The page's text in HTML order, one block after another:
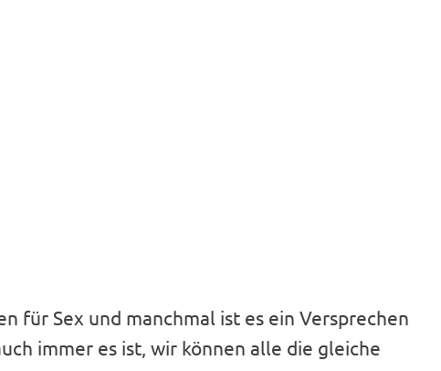
für Sex und manchmal ist es ein Versprechen
immer es ist, wir können alle die gleiche